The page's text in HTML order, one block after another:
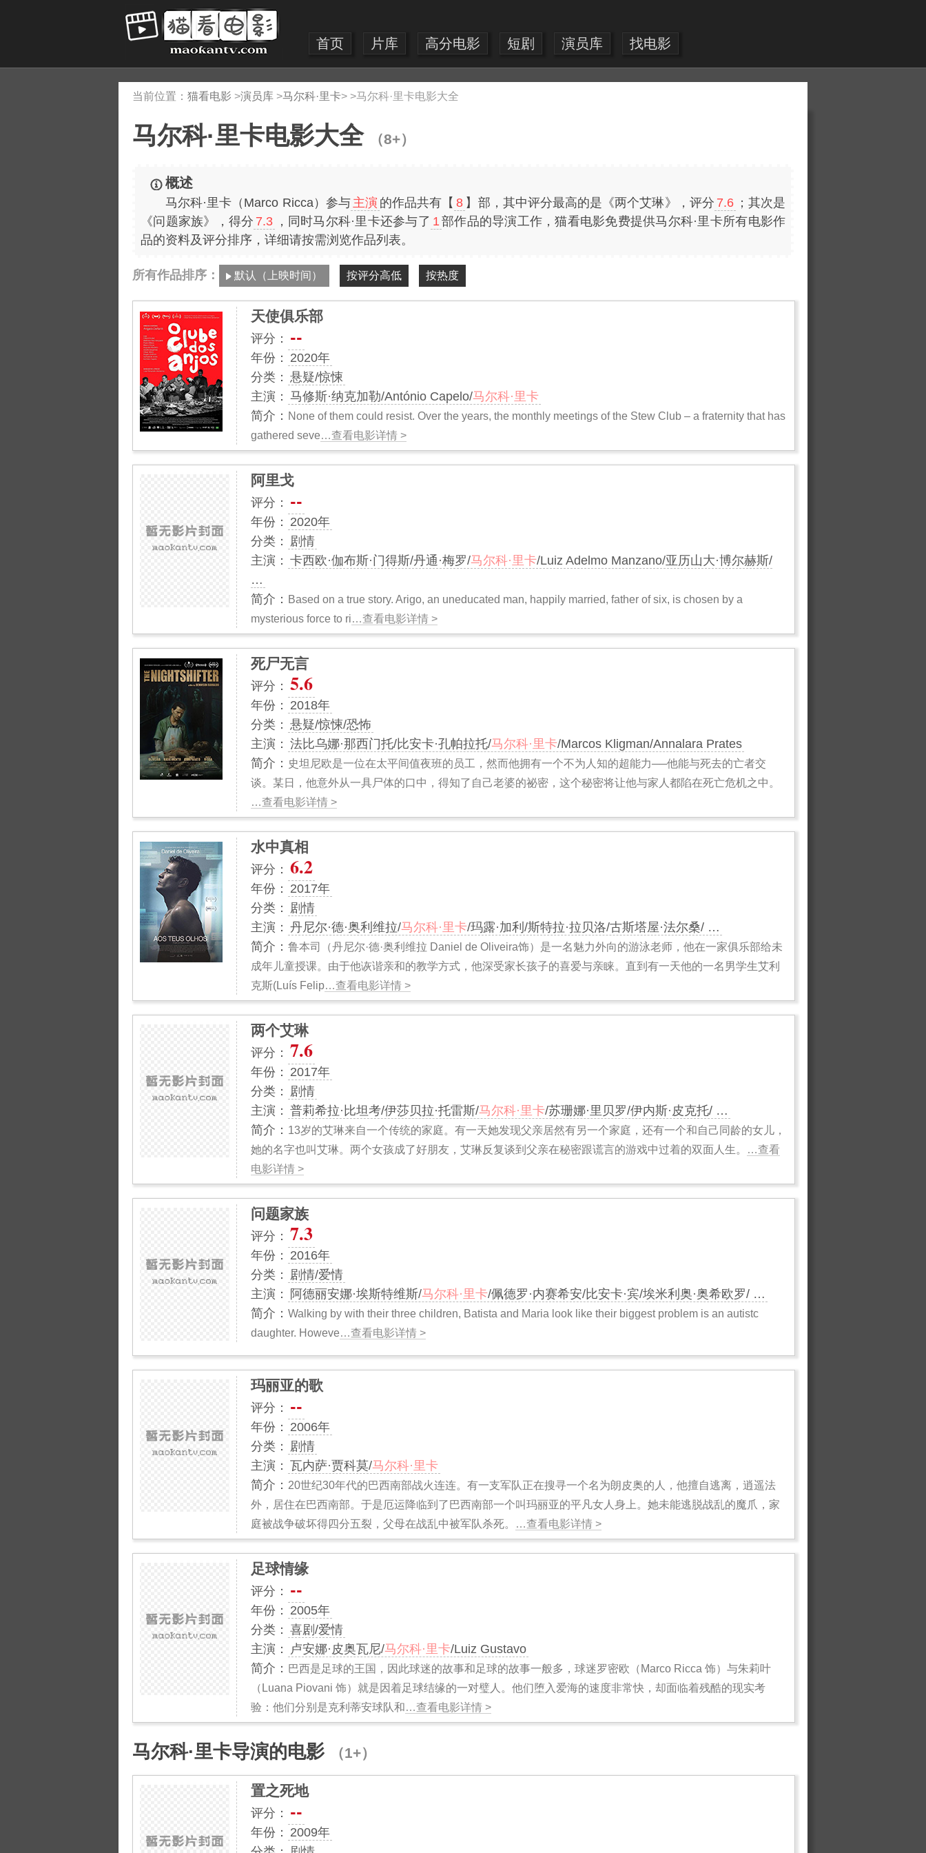
首页 片库 高分电影 短剧 演员库 找电影
当前位置： 猫看电影 >演员库 >马尔科·里卡> >马尔科·里卡电影大全
马尔科·里卡电影大全 （8+）
概述
马尔科·里卡（Marco Ricca）参与 主演 的作品共有【 8 】部，其中评分最高的是《两个艾琳》，评分 7.6 ；其次是
《问题家族》，得分 7.3 ，同时马尔科·里卡还参与了 1 部作品的导演工作，猫看电影免费提供马尔科·里卡所有电影作
品的资料及评分排序，详细请按需浏览作品列表。
所有作品排序： 默认（上映时间） 按评分高低 按热度
天使俱乐部
评分： --
年份： 2020年
分类： 悬疑/惊悚
主演： 马修斯·纳克加勒/António Capelo/马尔科·里卡
简介： None of them could resist. Over the years, the monthly meetings of the Stew Club – a fraternity that has
gathered seve…查看电影详情 >
阿里戈
评分： --
年份： 2020年
分类： 剧情
主演： 卡西欧·伽布斯·门得斯/丹通·梅罗/马尔科·里卡/Luiz Adelmo Manzano/亚历山大·博尔赫斯/
…
简介： Based on a true story. Arigo, an uneducated man, happily married, father of six, is chosen by a
mysterious force to ri…查看电影详情 >
死尸无言
评分： 5.6
年份： 2018年
分类： 悬疑/惊悚/恐怖
主演： 法比乌娜·那西门托/比安卡·孔帕拉托/马尔科·里卡/Marcos Kligman/Annalara Prates
简介： 史坦尼欧是一位在太平间值夜班的员工，然而他拥有一个不为人知的超能力──他能与死去的亡者交
谈。某日，他意外从一具尸体的口中，得知了自己老婆的祕密，这个秘密将让他与家人都陷在死亡危机之中。
…查看电影详情 >
水中真相
评分： 6.2
年份： 2017年
分类： 剧情
主演： 丹尼尔·德·奥利维拉/马尔科·里卡/玛露·加利/斯特拉·拉贝洛/古斯塔屋·法尔桑/ …
简介： 鲁本司（丹尼尔·德·奥利维拉 Daniel de Oliveira饰）是一名魅力外向的游泳老师，他在一家俱乐部给未
成年儿童授课。由于他诙谐亲和的教学方式，他深受家长孩子的喜爱与亲睐。直到有一天他的一名男学生艾利
克斯(Luís Felip…查看电影详情 >
两个艾琳
评分： 7.6
年份： 2017年
分类： 剧情
主演： 普莉希拉·比坦考/伊莎贝拉·托雷斯/马尔科·里卡/苏珊娜·里贝罗/伊内斯·皮克托/ …
简介： 13岁的艾琳来自一个传统的家庭。有一天她发现父亲居然有另一个家庭，还有一个和自己同龄的女儿，
她的名字也叫艾琳。两个女孩成了好朋友，艾琳反复谈到父亲在秘密跟谎言的游戏中过着的双面人生。
…查看
电影详情 >
问题家族
评分： 7.3
年份： 2016年
分类： 剧情/爱情
主演：
阿德丽安娜·埃斯特维斯/马尔科·里卡/佩德罗·内赛希安/比安卡·宾/埃米利奥·奥希欧罗/ …
简介： Walking by with their three children, Batista and Maria look like their biggest problem is an autistc
daughter. Howeve…查看电影详情 >
玛丽亚的歌
评分： --
年份： 2006年
分类：
剧情
主演： 瓦内萨·贾科莫/马尔科·里卡
简介： 20世纪30年代的巴西南部战火连连。有一支军队正在搜寻一个名为朗皮奥的人，他擅自逃离，逍遥法
外，居住在巴西南部。于是厄运降临到了巴西南部一个叫玛丽亚的平凡女人身上。她未能逃脱战乱的魔爪，家
庭被战争破坏得四分五裂，父母在战乱中被军队杀死。
…查看电影详情 >
足球情缘
评分： --
年份： 2005年
分类： 喜剧/爱情
主演：
卢安娜·皮奥瓦尼/马尔科·里卡/Luiz Gustavo
简介： 巴西是足球的王国，因此球迷的故事和足球的故事一般多，球迷罗密欧（Marco Ricca 饰）与朱莉叶
（Luana Piovani 饰）就是因着足球结缘的一对璧人。他们堕入爱海的速度非常快，却面临着残酷的现实考
验：他们分别是克利蒂安球队和…查看电影详情 >
马尔科·里卡导演的电影 （1+）
置之死地
评分： --
年份： 2009年